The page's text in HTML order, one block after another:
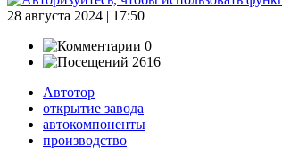
28 августа 2024 | 17:50
0
2616
Автотор
открытие завода
автокомпоненты
производство